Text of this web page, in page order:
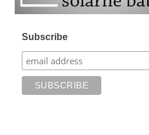
Subscribe